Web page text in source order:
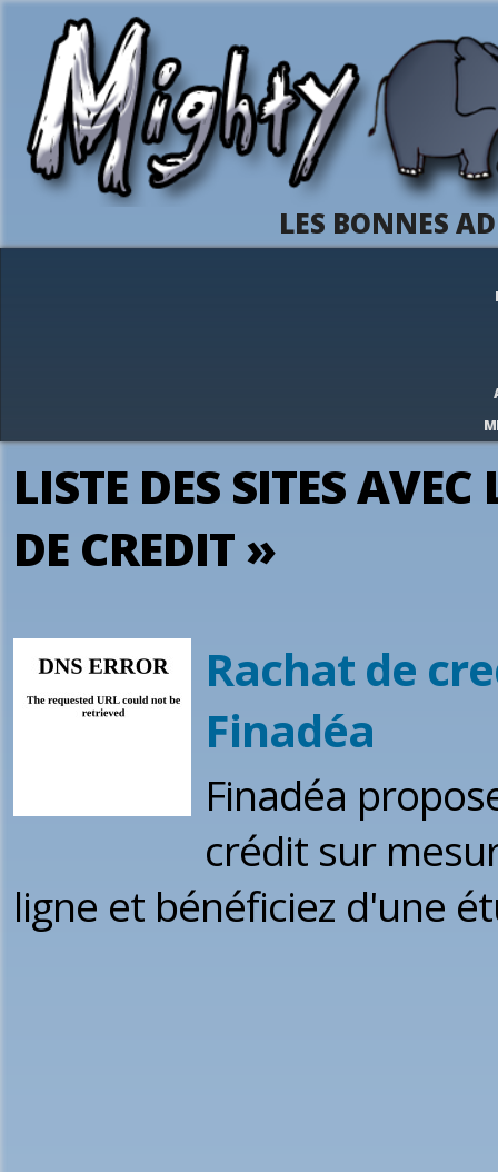
LES BONNES
LISTE DES SITES
DE CREDIT »
Rachat de
Finadéa
Finadéa
crédit sur
ligne et bénéficiez d'une